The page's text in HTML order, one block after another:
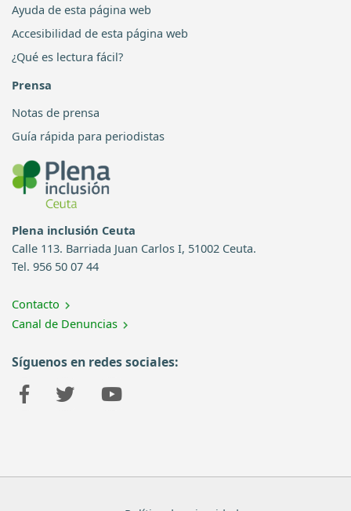
Ayuda de esta página web
Accesibilidad de esta página web
¿Qué es lectura fácil?
Prensa
Notas de prensa
Guía rápida para periodistas
Plena inclusión Ceuta
Calle 113. Barriada Juan Carlos I, 51002 Ceuta.
Tel. 956 50 07 44
Contacto
Canal de Denuncias
Síguenos en redes sociales: